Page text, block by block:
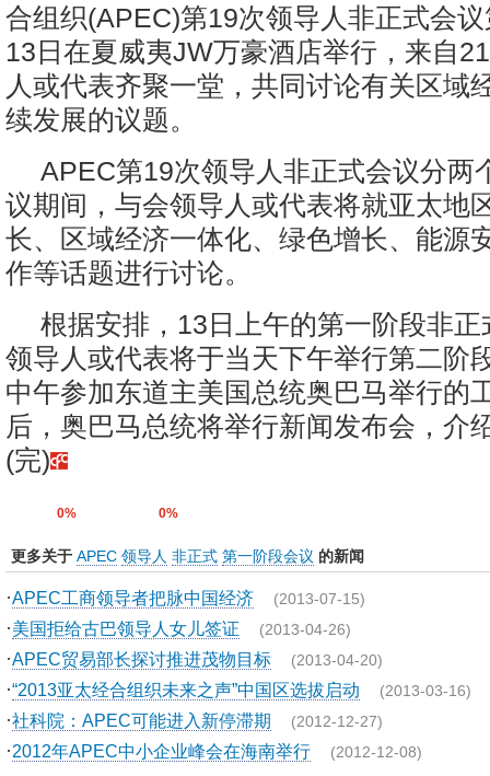
合组织(APEC)第19次领导人非正式会
13日在夏威夷JW万豪酒店举行，来自
人或代表齐聚一堂，共同讨论有关区域
续发展的议题。
APEC第19次领导人非正式会议分两
议期间，与会领导人或代表将就亚太地
长、区域经济一体化、绿色增长、能源
作等话题进行讨论。
根据安排，13日上午的第一阶段非
领导人或代表将于当天下午举行第二阶
中午参加东道主美国总统奥巴马举行的
后，奥巴马总统将举行新闻发布会，介
(完)
0% 0%
更多关于 APEC 领导人 非正式 第一阶段会议 的新闻
·APEC工商领导者把脉中国经济 (2013-07-15)
·美国拒给古巴领导人女儿签证 (2013-04-26)
·APEC贸易部长探讨推进茂物目标 (2013-04-20)
·“2013亚太经合组织未来之声”中国区选拔启动 (2013-03-16)
·社科院：APEC可能进入新停滞期 (2012-12-27)
·2012年APEC中小企业峰会在海南举行 (2012-12-08)